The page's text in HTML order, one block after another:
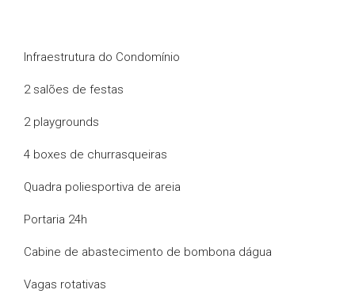
Infraestrutura do Condomínio
2 salões de festas
2 playgrounds
4 boxes de churrasqueiras
Quadra poliesportiva de areia
Portaria 24h
Cabine de abastecimento de bombona dágua
Vagas rotativas